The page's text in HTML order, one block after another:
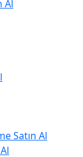
Al
Satın Al